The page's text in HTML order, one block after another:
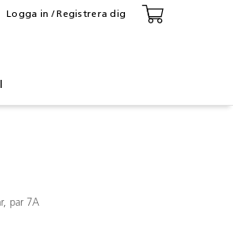
Logga in / Registrera dig
par 7A